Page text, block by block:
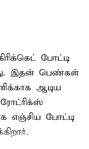
போட்டி
இதன் பெண்கள்
ஆடிய
எஞ்சிய போட்டி